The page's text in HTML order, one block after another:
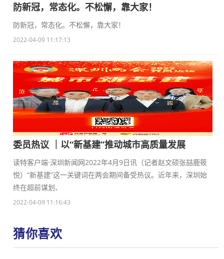
防新冠，常态化。不松懈，靠大家！
防新冠，常态化。不松懈，靠大家！
2022-04-09 11:17:13
委员热议 ｜以“新基建”推动城市高质量发展
读特客户端·深圳新闻网2022年4月9日讯（记者赵文硕张喆鹿筱
悦）“新基建”这一关键词在两会期间备受热议。近年来，深圳始
终在超前谋划、
2022-04-09 11:16:43
猜你喜欢